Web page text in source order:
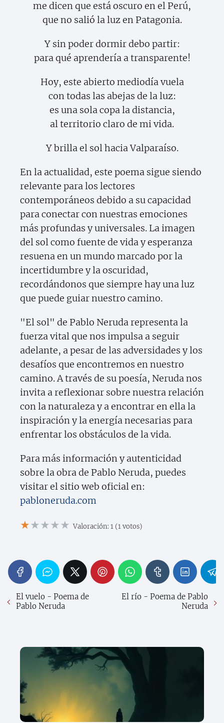
me dicen que está oscuro en el Perú,
que no salió la luz en Patagonia.
Y sin poder dormir debo partir:
para qué aprendería a transparente!
Hoy, este abierto mediodía vuela
con todas las abejas de la luz:
es una sola copa la distancia,
al territorio claro de mi vida.
Y brilla el sol hacia Valparaíso.
En la actualidad, este poema sigue siendo
relevante para los lectores
contemporáneos debido a su capacidad
para conectar con nuestras emociones
más profundas y universales. La imagen
del sol como fuente de vida y esperanza
resuena en un mundo marcado por la
incertidumbre y la oscuridad,
recordándonos que siempre hay una luz
que puede guiar nuestro camino.
"El sol" de Pablo Neruda representa la
fuerza vital que nos impulsa a seguir
adelante, a pesar de las adversidades y los
desafíos que encontremos en nuestro
camino. A través de su poesía, Neruda nos
invita a reflexionar sobre nuestra relación
con la naturaleza y a encontrar en ella la
inspiración y la energía necesarias para
enfrentar los obstáculos de la vida.
Para más información y autenticidad
sobre la obra de Pablo Neruda, puedes
visitar el sitio web oficial en:
pabloneruda.com
★★★★★ Valoración: 1 (1 votos)
El vuelo - Poema de
Pablo Neruda
El río - Poema de Pablo
Neruda